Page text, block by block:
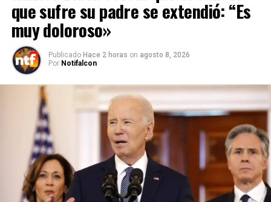
que sufre su padre se extendió: “Es
muy doloroso»
Publicado Hace 2 horas on agosto 8, 2026
Por Notifalcon